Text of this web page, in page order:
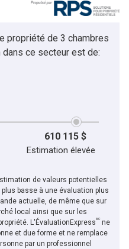
propriété de 3 chambres
ce secteur est de:
610 115 $
Estimation élevée
de valeurs potentielles
plus basse à une évaluation plus
actuelle, de même que sur
local ainsi que sur les
L'ÉvaluationExpressMC ne
et due forme et ne remplace
par un professionnel